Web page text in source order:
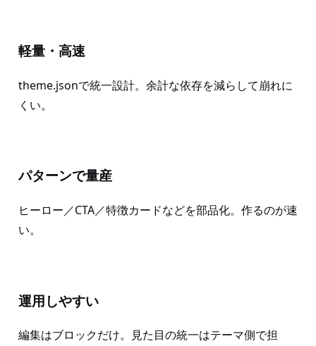
軽量・高速
theme.jsonで統一設計。余計な依存を減らして崩れに
くい。
パターンで量産
ヒーロー／CTA／特徴カードなどを部品化。作るのが速
い。
運用しやすい
編集はブロックだけ。見た目の統一はテーマ側で担